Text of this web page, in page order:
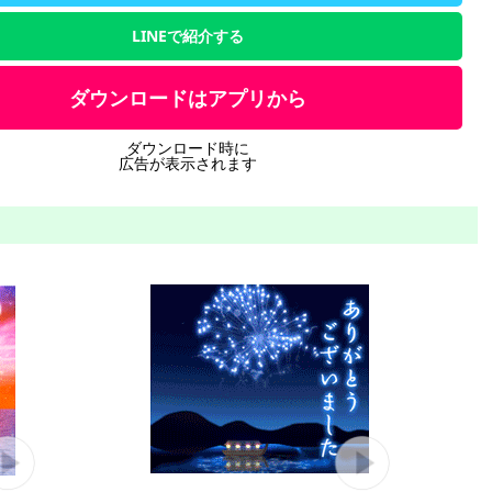
LINEで紹介する
ダウンロードはアプリから
ダウンロード時に
広告が表示されます